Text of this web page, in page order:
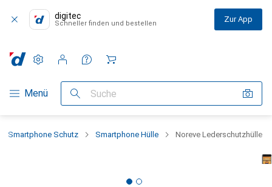
digitec
Schneller finden und bestellen Zur App
Navigation nach Kategorien
Menü Suche
Einstellungen
Kundenkonto
Vergleichslisten
Merklisten
Warenkorb
Smartphone Schutz Smartphone Hülle Noreve Lederschutzhülle